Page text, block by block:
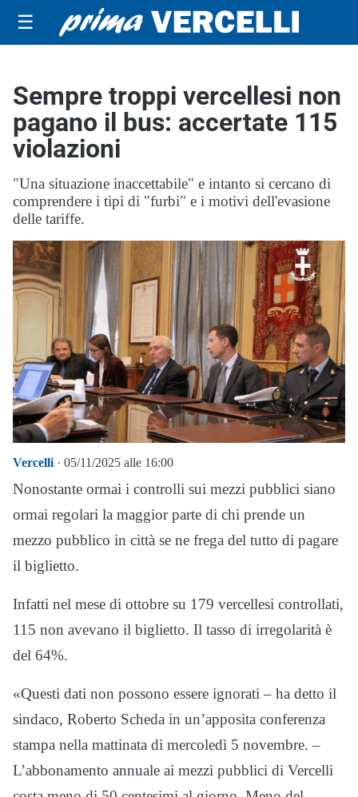
☰
Sempre troppi vercellesi non
pagano il bus: accertate 115
violazioni
"Una situazione inaccettabile" e intanto si cercano di
comprendere i tipi di "furbi" e i motivi dell'evasione
delle tariffe.
Vercelli · 05/11/2025 alle 16:00
Nonostante ormai i controlli sui mezzi pubblici siano
ormai regolari la maggior parte di chi prende un
mezzo pubblico in città se ne frega del tutto di pagare
il biglietto.
Infatti nel mese di ottobre su 179 vercellesi controllati,
115 non avevano il biglietto. Il tasso di irregolarità è
del 64%.
«Questi dati non possono essere ignorati – ha detto il
sindaco, Roberto Scheda in un’apposita conferenza
stampa nella mattinata di mercoledì 5 novembre. –
L’abbonamento annuale ai mezzi pubblici di Vercelli